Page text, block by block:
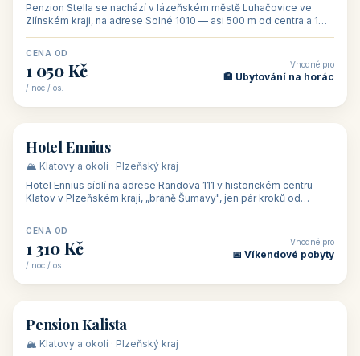
Penzion Stella se nachází v lázeňském městě Luhačovice ve
Zlínském kraji, na adrese Solné 1010 — asi 500 m od centra a 1
CENA OD
1 050 Kč
/ noc / os.
Vhodné pro
🏨 Ubytování na horác
🏨 hotel
Hotel Ennius
🏔️ Klatovy a okolí · Plzeňský kraj
Hotel Ennius sídlí na adrese Randova 111 v historickém centru
Klatov v Plzeňském kraji, „bráně Šumavy", jen pár kroků od
CENA OD
1 310 Kč
/ noc / os.
Vhodné pro
📅 Víkendové pobyty
🏡 penzion
Pension Kalista
🏔️ Klatovy a okolí · Plzeňský kraj